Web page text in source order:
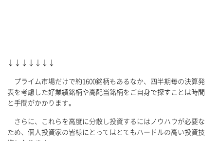
↓↓↓↓↓↓↓
プライム市場だけで約1600銘柄もあるなか、四半期毎の決算発
表を考慮した好業績銘柄や高配当銘柄をご自身で探すことは時間
と手間がかかります。
さらに、これらを高度に分散し投資するにはノウハウが必要な
ため、個人投資家の皆様にとってはとてもハードルの高い投資技